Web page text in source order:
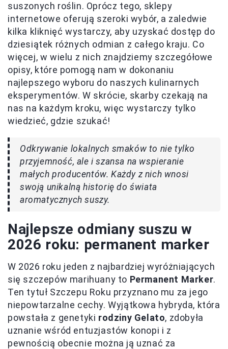
suszonych roślin. Oprócz tego, sklepy
internetowe oferują szeroki wybór, a zaledwie
kilka kliknięć wystarczy, aby uzyskać dostęp do
dziesiątek różnych odmian z całego kraju. Co
więcej, w wielu z nich znajdziemy szczegółowe
opisy, które pomogą nam w dokonaniu
najlepszego wyboru do naszych kulinarnych
eksperymentów. W skrócie, skarby czekają na
nas na każdym kroku, więc wystarczy tylko
wiedzieć, gdzie szukać!
Odkrywanie lokalnych smaków to nie tylko
przyjemność, ale i szansa na wspieranie
małych producentów. Każdy z nich wnosi
swoją unikalną historię do świata
aromatycznych suszy.
Najlepsze odmiany suszu w
2026 roku: permanent marker
W 2026 roku jeden z najbardziej wyróżniających
się szczepów marihuany to Permanent Marker.
Ten tytuł Szczepu Roku przyznano mu za jego
niepowtarzalne cechy. Wyjątkowa hybryda, która
powstała z genetyki rodziny Gelato, zdobyła
uznanie wśród entuzjastów konopi i z
pewnością obecnie można ją uznać za